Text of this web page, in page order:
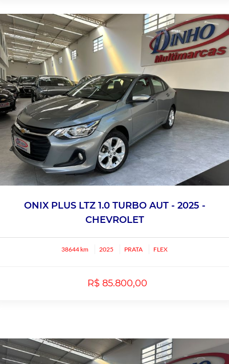
ONIX PLUS LTZ 1.0 TURBO AUT - 2025 -
CHEVROLET
38644 km 2025 PRATA FLEX
R$ 85.800,00